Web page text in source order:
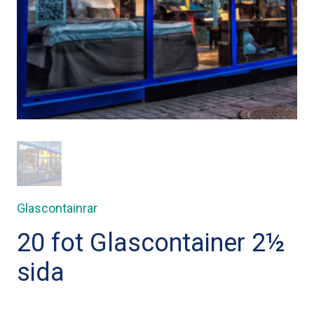
Glascontainrar
20 fot Glascontainer 2½
sida